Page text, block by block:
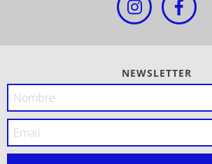
NEWSLETTER